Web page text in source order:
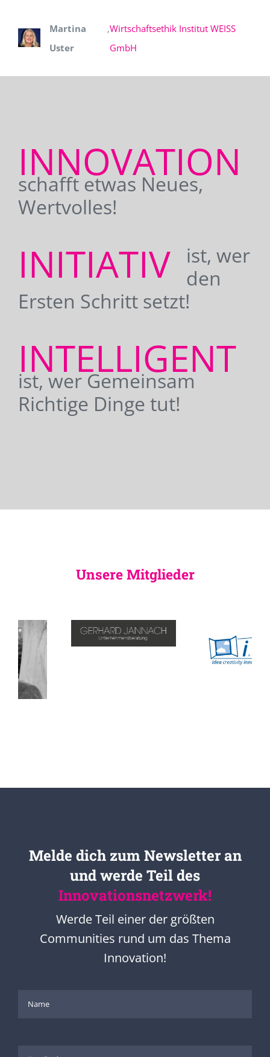
Martina
Uster
,Wirtschaftsethik Institut WEISS
GmbH
INNOVATION
schafft etwas Neues,
Wertvolles!
INITIATIV
ist, wer
den
Ersten Schritt setzt!
INTELLIGENT
ist, wer Gemeinsam
Richtige Dinge tut!
Unsere Mitglieder
und werde Teil des
Innovationsnetzwerk!
Werde Teil einer der größten
Communities rund um das Thema
Innovation!